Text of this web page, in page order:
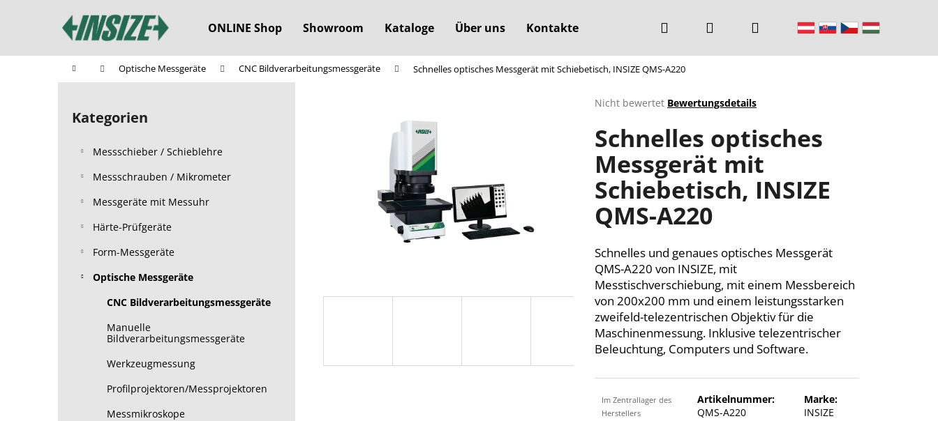
ONLINE Shop Showroom Kataloge Über uns Kontakte Suchen Warenkorb
StartseiteOptische Messgeräte CNC Bildverarbeitungsmessgeräte Schnelles optisches Messgerät mit Schiebetisch, INSIZE QMS-A220
S
Kategorien
überspringen
Kategorien
Messschieber / Schieblehre
Messschrauben / Mikrometer
Messgeräte mit Messuhr
Härte-Prüfgeräte
Form-Messgeräte
Optische Messgeräte
CNC Bildverarbeitungsmessgeräte
Manuelle
Bildverarbeitungsmessgeräte
Werkzeugmessung
Profilprojektoren/Messprojektoren
Messmikroskope
Die
Produktbewertung
ist
0,0
von
5
Sternen.
Nicht bewertet Bewertungsdetails
Schnelles optisches
Messgerät mit
Schiebetisch, INSIZE
QMS-A220
Schnelles und genaues optisches Messgerät
QMS-A220 von INSIZE, mit
Messtischverschiebung, mit einem Messbereich
von 200x200 mm und einem leistungsstarken
zweifeld-telezentrischen Objektiv für die
Maschinenmessung. Inklusive telezentrischer
Beleuchtung, Computers und Software.
Im Zentrallager des
Herstellers
Artikelnummer:
QMS-A220
Marke:
INSIZE
e
Zurück
zum
Zurück
zum
Was suchen Sie?
Wir empfehlen